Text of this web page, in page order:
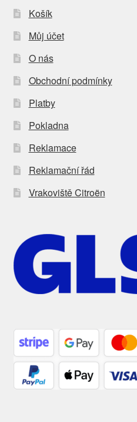
Košík
Můj účet
O nás
Obchodní podmínky
Platby
Pokladna
Reklamace
Reklamační řád
Vrakoviště Citroën